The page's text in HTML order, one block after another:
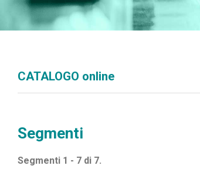
CATALOGO online
Segmenti
Segmenti 1 - 7 di 7.